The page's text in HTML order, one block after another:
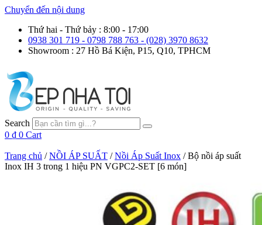
Chuyển đến nội dung
Thứ hai - Thứ bảy : 8:00 - 17:00
0938 301 719 - 0798 788 763 - (028) 3970 8632
Showroom : 27 Hồ Bá Kiện, P15, Q10, TPHCM
Search
0 ₫ 0 Cart
Trang chủ /NỒI ÁP SUẤT /Nồi Áp Suất Inox / Bộ nồi áp suất
Inox IH 3 trong 1 hiệu PN VGPC2-SET [6 món]